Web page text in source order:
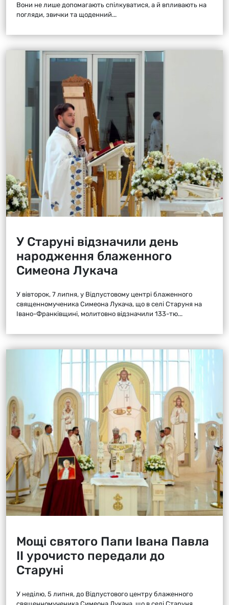
Вони не лише допомагають спілкуватися, а й впливають на
погляди, звички та щоденний...
У Старуні відзначили день
народження блаженного
Симеона Лукача
У вівторок, 7 липня, у Відпустовому центрі блаженного
священномученика Симеона Лукача, що в селі Старуня на
Івано-Франківщині, молитовно відзначили 133-тю...
Мощі святого Папи Івана Павла
ІІ урочисто передали до
Старуні
У неділю, 5 липня, до Відпустового центру блаженного